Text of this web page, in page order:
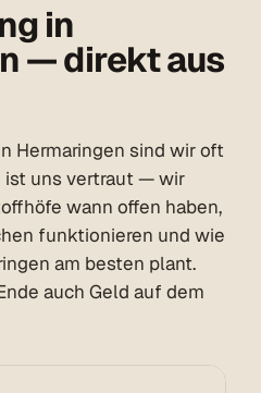
in
— direkt aus
Hermaringen sind wir oft
ist uns vertraut — wir
wann offen haben,
funktionieren und wie
am besten plant.
auch Geld auf dem